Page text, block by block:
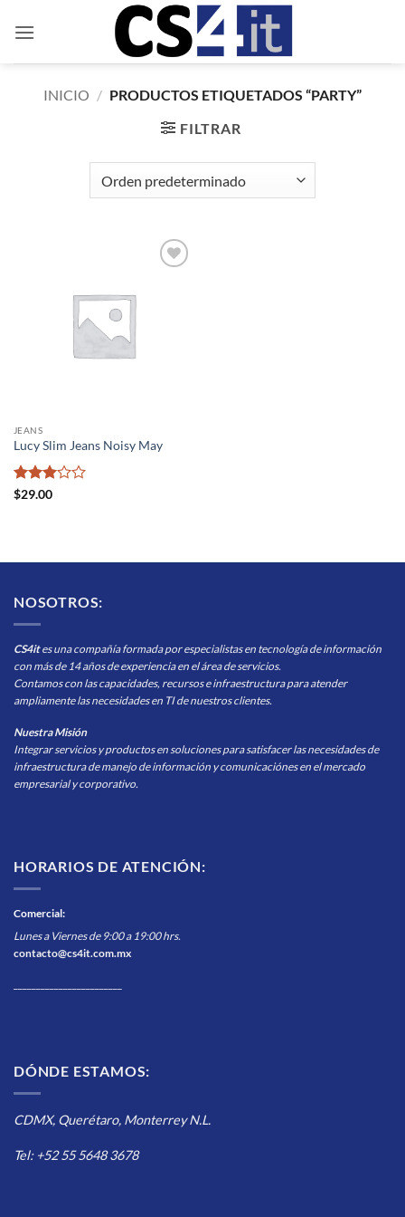
INICIO / PRODUCTOS ETIQUETADOS “PARTY”
FILTRAR
JEANS
Lucy Slim Jeans Noisy May
Valorado
$29.00
NOSOTROS:
CS4ites una compañía formada por especialistas en tecnología de información
con más de 14 años de experiencia en el área de servicios.
Contamos con las capacidades, recursos e infraestructura para atender
ampliamente las necesidades en TI de nuestros clientes.
Nuestra Misión
Integrar servicios y productos en soluciones para satisfacer las necesidades de
infraestructura de manejo de información y comunicaciónes en el mercado
empresarial y corporativo.
HORARIOS DE ATENCIÓN:
Comercial:
Lunes a Viernes de 9:00 a 19:00 hrs.
contacto@cs4it.com.mx
DÓNDE ESTAMOS:
CDMX, Querétaro, Monterrey N.L.
Tel: +52 55 5648 3678